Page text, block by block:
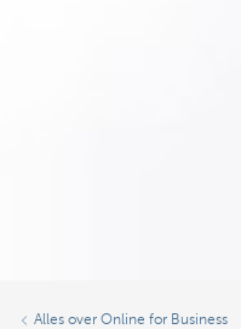
Alles over Online for Business